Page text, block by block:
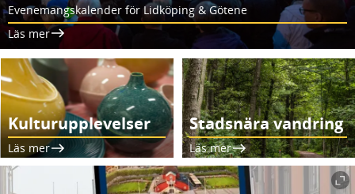
Evenemangskalender för Lidköping & Götene
Läs mer
Kulturupplevelser
Läs mer
Stadsnära vandring
Läs mer